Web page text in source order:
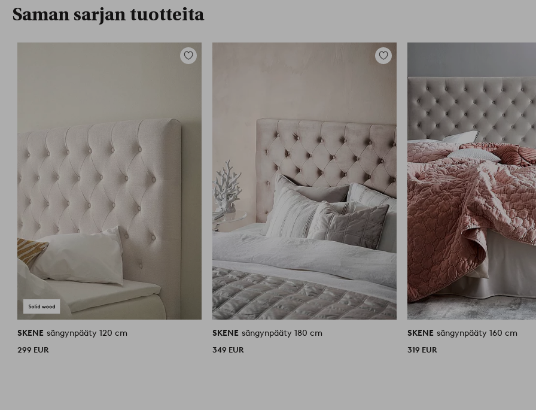
Saman sarjan tuotteita
Lisää
SKENE sängynpääty 120 cm
299 EUR
Lisää
SKENE sängynpääty 180 cm
349 EUR
SKENE sängynpääty 160 cm
319 EUR